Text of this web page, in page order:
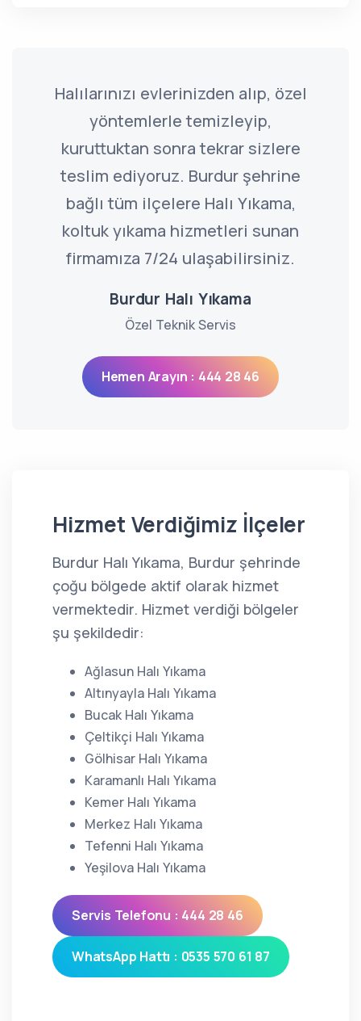
Halılarınızı evlerinizden alıp, özel
yöntemlerle temizleyip,
kuruttuktan sonra tekrar sizlere
teslim ediyoruz. Burdur şehrine
bağlı tüm ilçelere Halı Yıkama,
koltuk yıkama hizmetleri sunan
firmamıza 7/24 ulaşabilirsiniz.
Burdur Halı Yıkama
Özel Teknik Servis
Hemen Arayın : 444 28 46
Hizmet Verdiğimiz İlçeler
Burdur Halı Yıkama, Burdur şehrinde
çoğu bölgede aktif olarak hizmet
vermektedir. Hizmet verdiği bölgeler
şu şekildedir:
Ağlasun Halı Yıkama
Altınyayla Halı Yıkama
Bucak Halı Yıkama
Çeltikçi Halı Yıkama
Gölhisar Halı Yıkama
Karamanlı Halı Yıkama
Kemer Halı Yıkama
Merkez Halı Yıkama
Tefenni Halı Yıkama
Yeşilova Halı Yıkama
Servis Telefonu : 444 28 46
WhatsApp Hattı : 0535 570 61 87